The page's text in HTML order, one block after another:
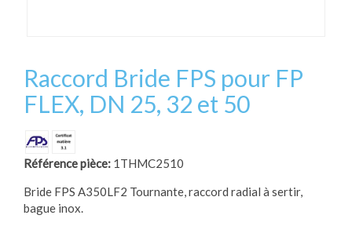
Raccord Bride FPS pour FP
FLEX, DN 25, 32 et 50
Référence pièce: 1THMC2510
Bride FPS A350LF2 Tournante, raccord radial à sertir,
bague inox.